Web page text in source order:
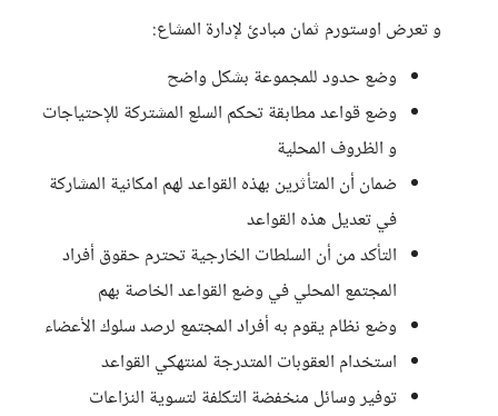
و تعرض اوستورم ثمان مبادئ لإدارة المشاع:
وضع حدود للمجموعة بشكل واضح
وضع قواعد مطابقة تحكم السلع المشتركة للإحتياجات
و الظروف المحلية
ضمان أن المتأثرين بهذه القواعد لهم امكانية المشاركة
في تعديل هذه القواعد
التأكد من أن السلطات الخارجية تحترم حقوق أفراد
المجتمع المحلي في وضع القواعد الخاصة بهم
وضع نظام يقوم به أفراد المجتمع لرصد سلوك الأعضاء
استخدام العقوبات المتدرجة لمنتهكي القواعد
توفير وسائل منخفضة التكلفة لتسوية النزاعات